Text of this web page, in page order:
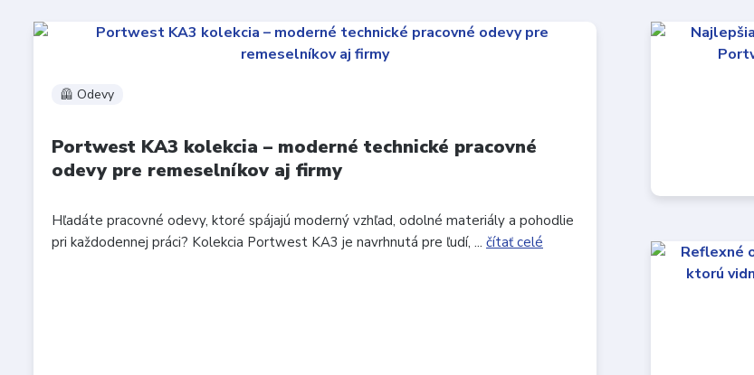
🦺 Odevy
Portwest KA3 kolekcia – moderné technické pracovné
odevy pre remeselníkov aj firmy
Hľadáte pracovné odevy, ktoré spájajú moderný vzhľad, odolné materiály a pohodlie
pri každodennej práci? Kolekcia Portwest KA3 je navrhnutá pre ľudí, ... čítať celé